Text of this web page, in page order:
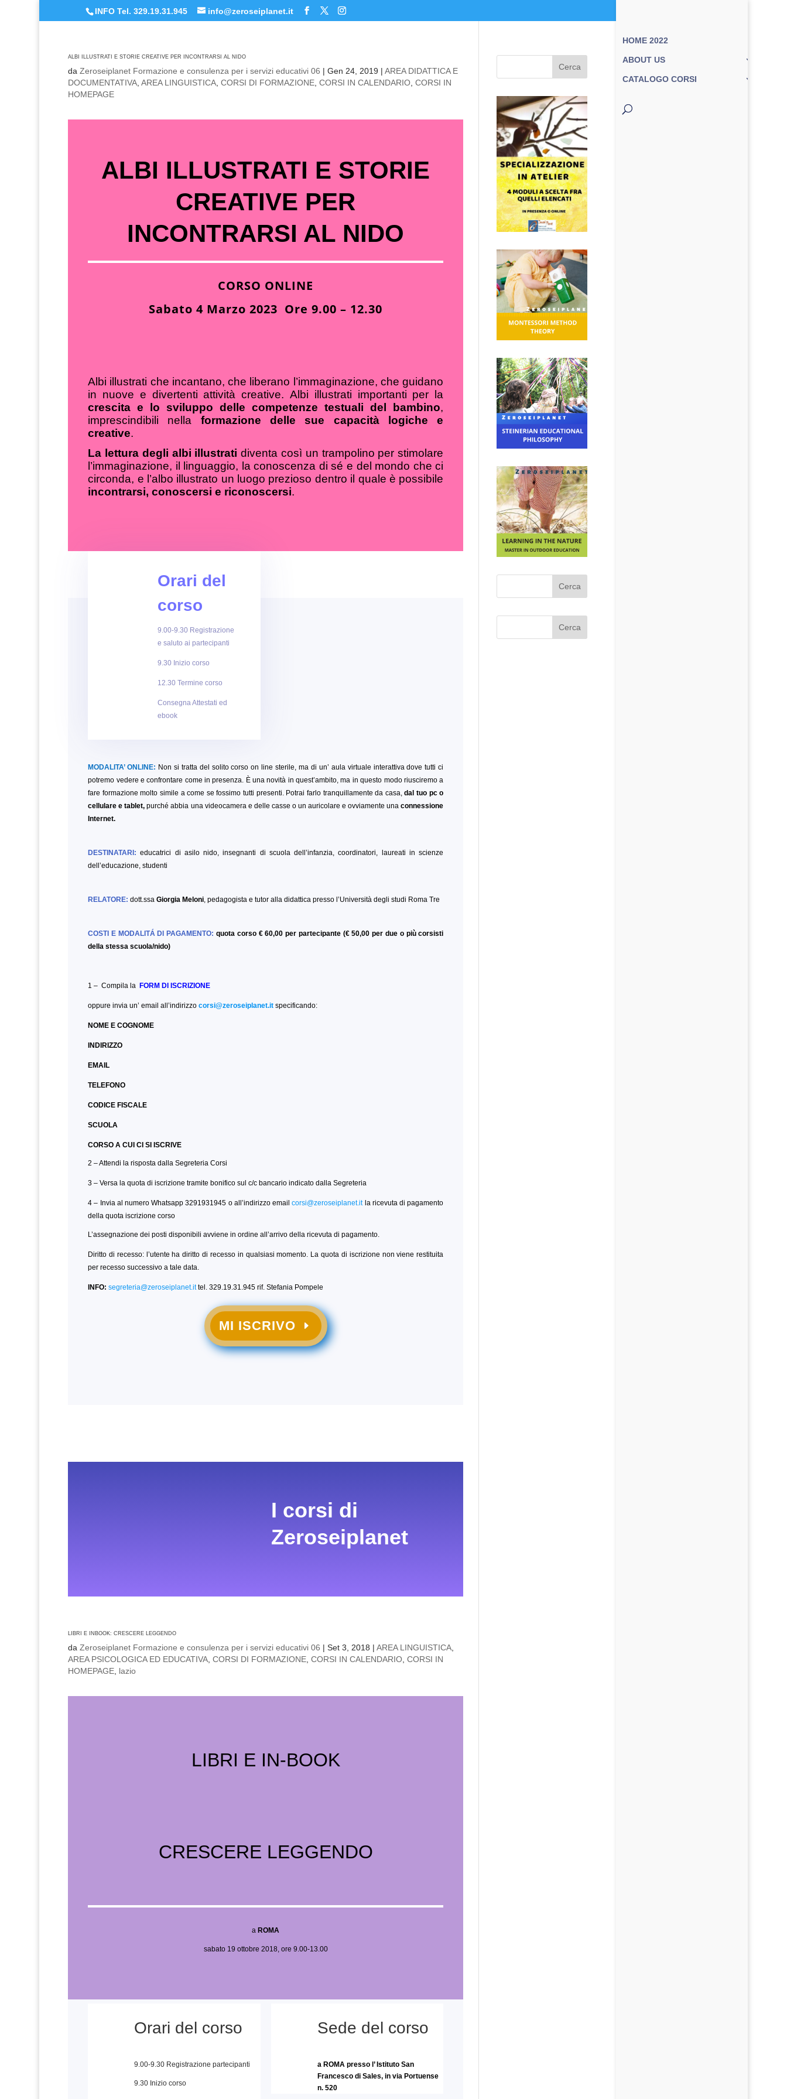
INFO Tel. 329.19.31.945 info@zeroseiplanet.it
HOME 2022
ABOUT US
CATALOGO CORSI
ALBI ILLUSTRATI E STORIE CREATIVE PER INCONTRARSI AL NIDO
daZeroseiplanet Formazione e consulenza per i servizi educativi 06 |Gen 24, 2019 |AREA DIDATTICA E
DOCUMENTATIVA ,AREA LINGUISTICA ,CORSI DI FORMAZIONE ,CORSI IN CALENDARIO ,CORSI IN
HOMEPAGE
ALBI ILLUSTRATI E STORIE
CREATIVE PER
INCONTRARSI AL NIDO
CORSO ONLINE
Sabato 4 Marzo 2023 Ore 9.00 – 12.30
Albi illustrati che incantano, che liberano l’immaginazione, che guidano
in nuove e divertenti attività creative. Albi illustrati importanti per la
crescita e lo sviluppo delle competenze testuali del bambino,
imprescindibili nella formazione delle sue capacità logiche e
creative.
La lettura degli albi illustrati diventa così un trampolino per stimolare
l’immaginazione, il linguaggio, la conoscenza di sé e del mondo che ci
circonda, e l’albo illustrato un luogo prezioso dentro il quale è possibile
incontrarsi, conoscersi e riconoscersi.
Orari del
corso
9.00-9.30 Registrazione
e saluto ai partecipanti
9.30 Inizio corso
12.30 Termine corso
Consegna Attestati ed
ebook
MODALITA’ ONLINE: Non si tratta del solito corso on line sterile, ma di un’ aula virtuale interattiva dove tutti ci
potremo vedere e confrontare come in presenza. È una novità in quest’ambito, ma in questo modo riusciremo a
fare formazione molto simile a come se fossimo tutti presenti. Potrai farlo tranquillamente da casa,dal tuo pc o
cellulare e tablet, purché abbia una videocamera e delle casse o un auricolare e ovviamente unaconnessione
Internet.
DESTINATARI: educatrici di asilo nido, insegnanti di scuola dell’infanzia, coordinatori, laureati in scienze
dell’educazione,studenti
RELATORE: dott.ssaGiorgia Meloni, pedagogista e tutor alla didattica presso l’Università degli studi Roma Tre
COSTI E MODALITÁ DI PAGAMENTO: quota corso € 60,00 per partecipante (€ 50,00 per due o più corsisti
della stessa scuola/nido)
1 – Compila la FORM DI ISCRIZIONE
oppure invia un’ email all’indirizzocorsi@zeroseiplanet.it specificando:
NOME E COGNOME
INDIRIZZO
EMAIL
TELEFONO
CODICE FISCALE
SCUOLA
CORSO A CUI CI SI ISCRIVE
2 – Attendi la risposta dalla Segreteria Corsi
3 – Versa la quota di iscrizione tramite bonifico sul c/c bancario indicato dalla Segreteria
4 – Invia al numero Whatsapp 3291931945 o all’indirizzo emailcorsi@zeroseiplanet.itla ricevuta di pagamento
della quota iscrizione corso
L’assegnazione dei posti disponibili avviene in ordine all’arrivo della ricevuta di pagamento.
Diritto di recesso: l’utente ha diritto di recesso in qualsiasi momento. La quota di iscrizione non viene restituita
per recesso successivo a tale data.
INFO: segreteria@zeroseiplanet.ittel. 329.19.31.945 rif. Stefania Pompele
MI ISCRIVO
I corsi di
Zeroseiplanet
LIBRI E INBOOK: CRESCERE LEGGENDO
daZeroseiplanet Formazione e consulenza per i servizi educativi 06 |Set 3, 2018 |AREA LINGUISTICA
AREA PSICOLOGICA ED EDUCATIVA ,CORSI DI FORMAZIONE ,CORSI IN CALENDARIO ,CORSI IN
HOMEPAGE lazio
LIBRI E IN-BOOK
CRESCERE LEGGENDO
aROMA
sabato 19 ottobre 2018, ore 9.00-13.00
Orari del corso
9.00-9.30 Registrazione partecipanti
9.30 Inizio corso
Sede del corso
a ROMA presso l’ Istituto San
Francesco di Sales, in via Portuense
n. 520
Cerca
Cerca
Cerca